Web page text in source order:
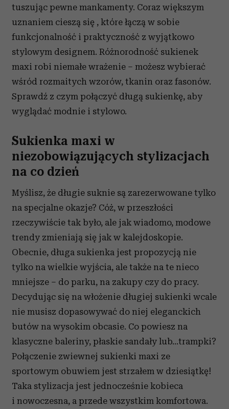
tuszując pewne mankamenty. Coraz większym
uznaniem cieszą się , które łączą w sobie
funkcjonalność i praktyczność z wyjątkowo
stylowym designem. Różnorodność sukienek
maxi robi niemałe wrażenie – możesz wybierać
wśród rozmaitych wzorów, tkanin oraz fasonów.
Sprawdź z czym połączyć długą sukienkę, aby
wyglądać modnie i stylowo.
Sukienka maxi w
niezobowiązujących stylizacjach
na co dzień
Myślisz, że długie suknie są zarezerwowane tylko
na specjalne okazje? Cóż, w przeszłości
rzeczywiście tak było, ale jak wiadomo, modowe
trendy zmieniają się jak w kalejdoskopie.
Obecnie, długa sukienka jest propozycją nie
tylko na wielkie wyjścia, ale także na te nieco
mniejsze – do parku, na zakupy czy do pracy.
Decydując się na włożenie długiej sukienki wcale
nie musisz dopasowywać do niej eleganckich
butów na wysokim obcasie. Co powiesz na
klasyczne baleriny, płaskie sandały lub…trampki?
Połączenie zwiewnej sukienki maxi ze
sportowym obuwiem jest strzałem w dziesiątkę!
Taka stylizacja jest jednocześnie kobieca
i nowoczesna, a przede wszystkim komfortowa.